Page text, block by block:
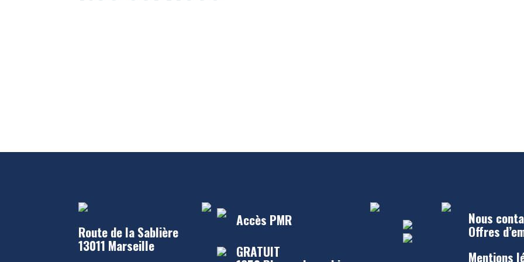
Route de la Sablière
13011 Marseille
Accès PMR
GRATUIT
Nous
Offres
Mentions